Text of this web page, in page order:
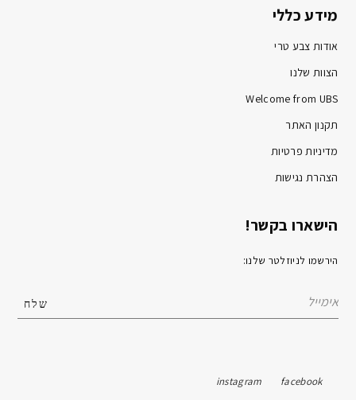
מידע כללי
אודות צבע טרי
הצוות שלנו
Welcome from UBS
תקנון האתר
מדיניות פרטיות
הצהרת נגישות
הישארו בקשר!
הירשמו לניוזלטר שלנו:
facebook
instagram